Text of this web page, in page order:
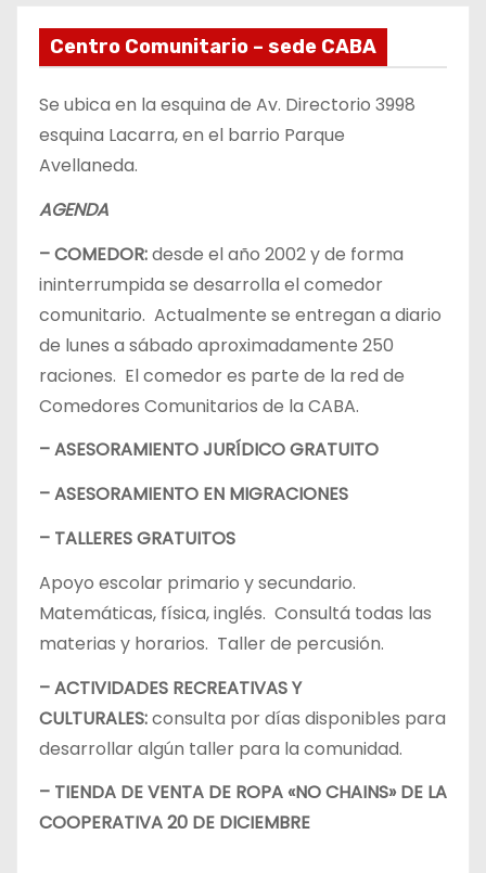
Centro Comunitario – sede CABA
Se ubica en la esquina de Av. Directorio 3998
esquina Lacarra, en el barrio Parque
Avellaneda.
AGENDA
– COMEDOR:desde el año 2002 y de forma
ininterrumpida se desarrolla el comedor
comunitario. Actualmente se entregan a diario
de lunes a sábado aproximadamente 250
raciones. El comedor es parte de la red de
Comedores Comunitarios de la CABA.
– ASESORAMIENTO JURÍDICO GRATUITO
– ASESORAMIENTO EN MIGRACIONES
– TALLERES GRATUITOS
Apoyo escolar primario y secundario.
Matemáticas, física, inglés. Consultá todas las
materias y horarios. Taller de percusión.
– ACTIVIDADES RECREATIVAS Y
CULTURALES:consulta por días disponibles para
desarrollar algún taller para la comunidad.
– TIENDA DE VENTA DE ROPA «NO CHAINS» DE LA
COOPERATIVA 20 DE DICIEMBRE